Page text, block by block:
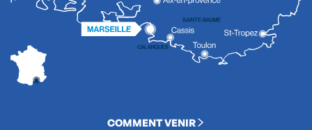
COMMENT VENIR